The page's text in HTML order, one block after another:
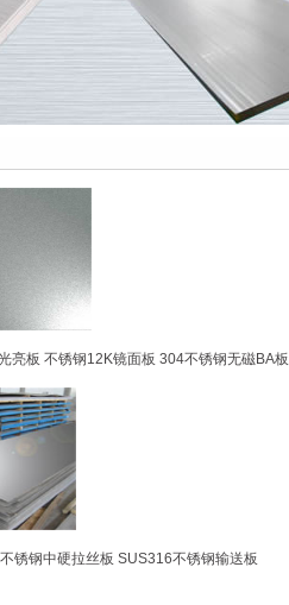
亮板 不锈钢12K镜面板 304不锈钢无磁BA板
锈钢中硬拉丝板 SUS316不锈钢输送板